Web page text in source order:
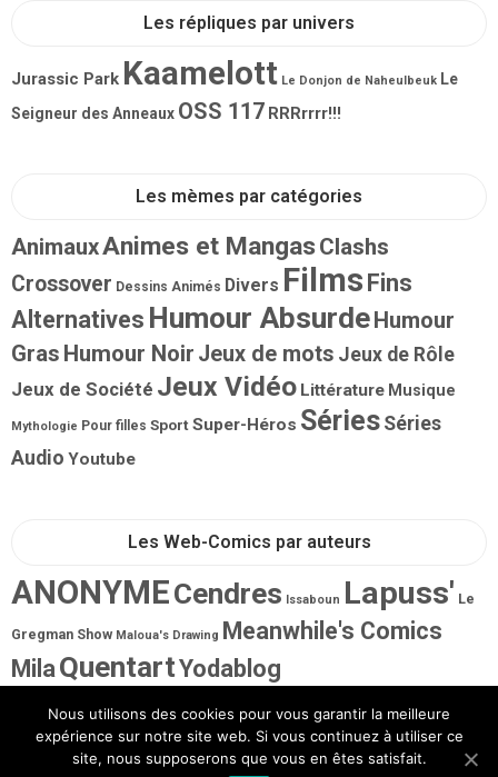
Les répliques par univers
Jurassic Park Kaamelott Le Donjon de Naheulbeuk Le
Seigneur des Anneaux OSS 117 RRRrrrr!!!
Les mèmes par catégories
AnimauxAnimes et MangasClashs
Crossover Dessins Animés Divers Films Fins
Alternatives Humour AbsurdeHumour
Gras Humour Noir Jeux de mots Jeux de Rôle
Jeux de Société Jeux Vidéo Littérature Musique
Mythologie Pour filles SportSuper-Héros Séries Séries
Audio Youtube
Les Web-Comics par auteurs
ANONYMECendres Issaboun Lapuss' Le
Gregman Show Maloua's Drawing Meanwhile's Comics
MilaQuentartYodablog
Nous utilisons des cookies pour vous garantir la meilleure
expérience sur notre site web. Si vous continuez à utiliser ce
site, nous supposerons que vous en êtes satisfait.